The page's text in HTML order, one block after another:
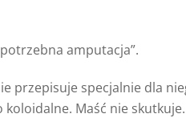
amputacja”.
przepisuje specjalnie dla
Maść nie